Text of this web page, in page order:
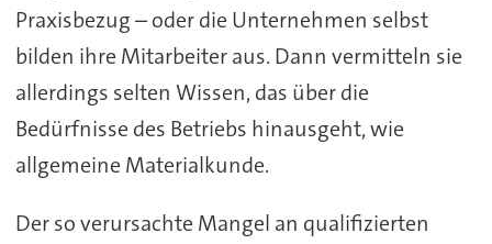
Praxisbezug – oder die Unternehmen selbst
bilden ihre Mitarbeiter aus. Dann vermitteln sie
allerdings selten Wissen, das über die
Bedürfnisse des Betriebs hinausgeht, wie
allgemeine Materialkunde.
Der so verursachte Mangel an qualifizierten